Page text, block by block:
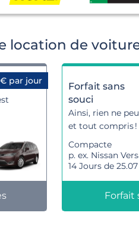
location de
par jour
Forfait sans
souci
Ainsi, rien ne
et tout compris !
Compacte
p. ex. Nissan
14 Jours de
Forfait